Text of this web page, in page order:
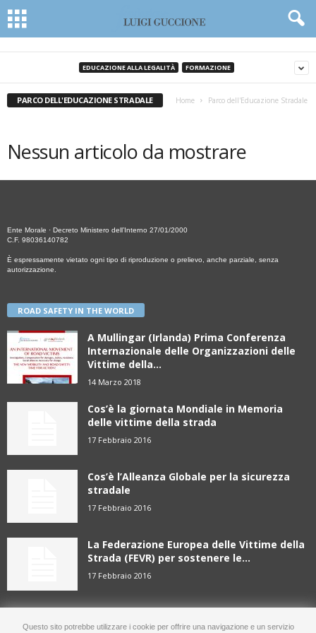
EDUCAZIONE ALLA LEGALITÀ FORMAZIONE
PARCO DELL'EDUCAZIONE STRADALE Home Parco dell'Educazione Stradale
Nessun articolo da mostrare
Ente Morale · Decreto Ministero dell’Interno 27/01/2000
C.F. 98036140782
È espressamente vietato ogni tipo di riproduzione o prelievo, anche parziale, senza
autorizzazione.
ROAD SAFETY IN THE WORLD
A Mullingar (Irlanda) Prima Conferenza
Internazionale delle Organizzazioni delle
Vittime della...
14 Marzo 2018
Cos’è la giornata Mondiale in Memoria
delle vittime della strada
17 Febbraio 2016
Cos’è l’Alleanza Globale per la sicurezza
stradale
17 Febbraio 2016
La Federazione Europea delle Vittime della
Strada (FEVR) per sostenere le...
17 Febbraio 2016
Questo sito potrebbe utilizzare i cookie per offrire una navigazione e un servizio